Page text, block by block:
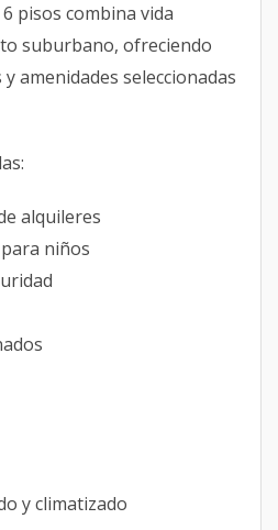
pisos combina vida
suburbano, ofreciendo
amenidades seleccionadas
alquileres
niños
y climatizado